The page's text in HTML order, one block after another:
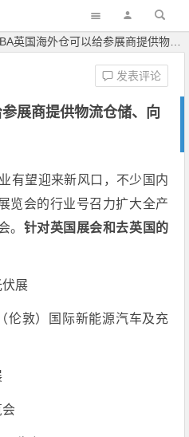
英国海外仓可以给参展商提供物流仓储、向导等服务
展商提供物流仓储、向
发表评论
有望迎来新风口，不少国内
览会的行业号召力扩大全产
。 针对英国展会和去英国的
伏展
伦敦）国际新能源汽车及充
会